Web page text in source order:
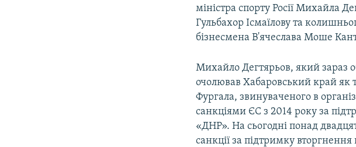
міністра спорту Росії Михайла
Гульбахор Ісмаїлову та
бізнесмена В'ячеслава Моше
Михайло Дегтярьов, який зараз
очолював Хабаровський край як
Фургала, звинуваченого в
санкціями ЄС з 2014 року за
«ДНР». На сьогодні понад
санкції за підтримку вторгнення